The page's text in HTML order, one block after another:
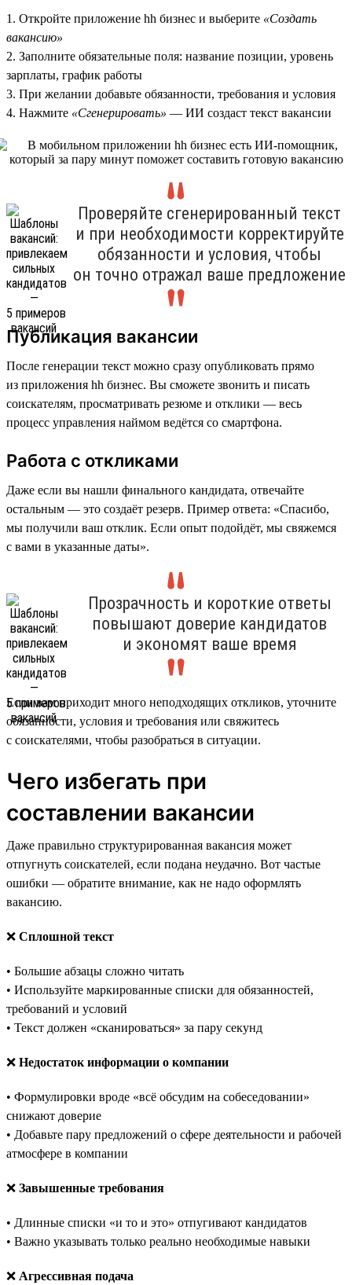
1. Откройте приложение hh бизнес и выберите «Создать
вакансию»
2. Заполните обязательные поля: название позиции, уровень
зарплаты, график работы
3. При желании добавьте обязанности, требования и условия
4. Нажмите «Сгенерировать» — ИИ создаст текст вакансии
Проверяйте сгенерированный текст
и при необходимости корректируйте
обязанности и условия, чтобы
он точно отражал ваше предложение
Публикация вакансии
После генерации текст можно сразу опубликовать прямо
из приложения hh бизнес. Вы сможете звонить и писать
соискателям, просматривать резюме и отклики — весь
процесс управления наймом ведётся со смартфона.
Работа с откликами
Даже если вы нашли финального кандидата, отвечайте
остальным — это создаёт резерв. Пример ответа: «Спасибо,
мы получили ваш отклик. Если опыт подойдёт, мы свяжемся
с вами в указанные даты».
Прозрачность и короткие ответы
повышают доверие кандидатов
и экономят ваше время
Если вам приходит много неподходящих откликов, уточните
обязанности, условия и требования или свяжитесь
с соискателями, чтобы разобраться в ситуации.
Чего избегать при
составлении вакансии
Даже правильно структурированная вакансия может
отпугнуть соискателей, если подана неудачно. Вот частые
ошибки — обратите внимание, как не надо оформлять
вакансию.
❌ Сплошной текст
• Большие абзацы сложно читать
• Используйте маркированные списки для обязанностей,
требований и условий
• Текст должен «сканироваться» за пару секунд
❌ Недостаток информации о компании
• Формулировки вроде «всё обсудим на собеседовании»
снижают доверие
• Добавьте пару предложений о сфере деятельности и рабочей
атмосфере в компании
❌ Завышенные требования
• Длинные списки «и то и это» отпугивают кандидатов
• Важно указывать только реально необходимые навыки
❌ Агрессивная подача